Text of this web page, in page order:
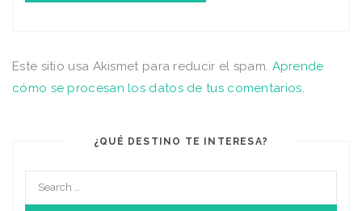
Este sitio usa Akismet para reducir el spam. Aprende
cómo se procesan los datos de tus comentarios
¿QUÉ DESTINO TE INTERESA?